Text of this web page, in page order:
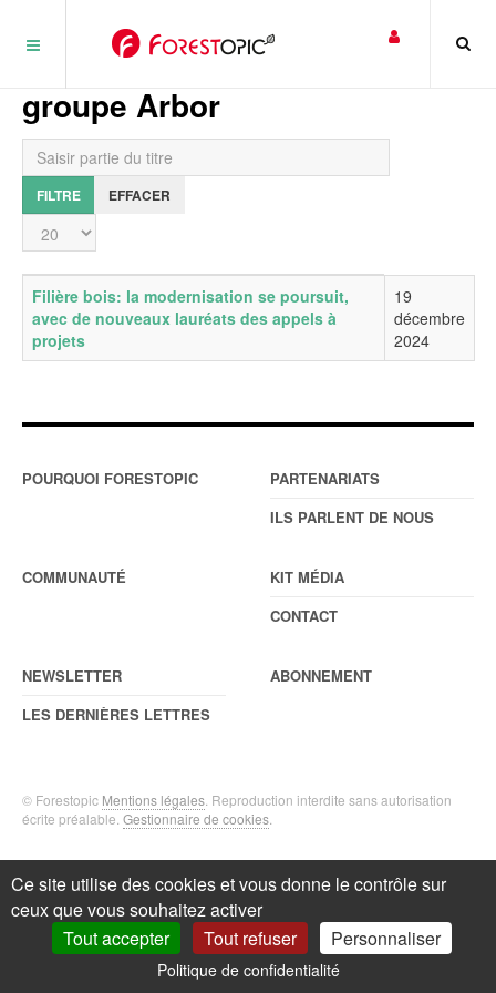
groupe Arbor
Saisir partie du titre
FILTRE EFFACER
Affichage #
Titre Date de publication
Filière bois: la modernisation se poursuit,
avec de nouveaux lauréats des appels à
projets
19
décembre
2024
POURQUOI FORESTOPIC
PARTENARIATS
ILS PARLENT DE NOUS
COMMUNAUTÉ
KIT MÉDIA
CONTACT
NEWSLETTER
LES DERNIÈRES LETTRES
ABONNEMENT
© Forestopic Mentions légales . Reproduction interdite sans autorisation
écrite préalable. Gestionnaire de cookies
Ce site utilise des cookies et vous donne le contrôle sur
ceux que vous souhaitez activer
Tout accepter
Tout refuser Personnaliser
Politique de confidentialité